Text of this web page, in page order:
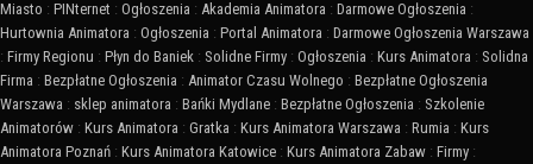
Miasto : PINternet : Ogłoszenia : Akademia Animatora : Darmowe Ogłoszenia :
Hurtownia Animatora : Ogłoszenia : Portal Animatora : Darmowe Ogłoszenia Warszawa
: Firmy Regionu : Płyn do Baniek : Solidne Firmy : Ogłoszenia : Kurs Animatora : Solidna
Firma : Bezpłatne Ogłoszenia : Animator Czasu Wolnego : Bezpłatne Ogłoszenia
Warszawa : sklep animatora : Bańki Mydlane : Bezpłatne Ogłoszenia : Szkolenie
Animatorów : Kurs Animatora : Gratka : Kurs Animatora Warszawa : Rumia : Kurs
Animatora Poznań : Kurs Animatora Katowice : Kurs Animatora Zabaw : Firmy :